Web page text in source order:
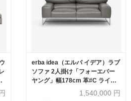
円
erba idea（エルバ イデア）ラブ
ソファ 2人掛け「フォーエバー
ヤング」幅178cm 革#C ライト
1,540,000 円